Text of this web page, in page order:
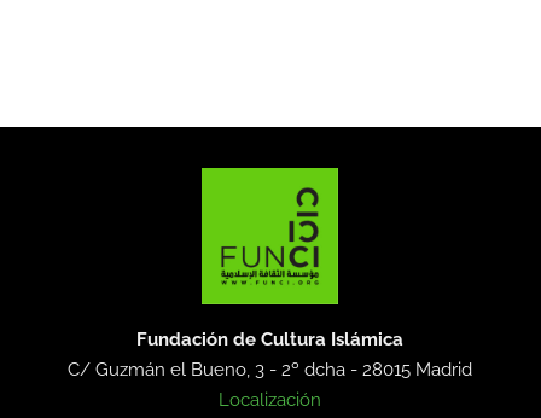
Fundación de Cultura Islámica
C/ Guzmán el Bueno, 3 - 2º dcha -28015 Madrid
Localización